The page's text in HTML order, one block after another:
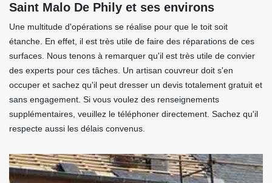
Saint Malo De Phily et ses environs
Une multitude d'opérations se réalise pour que le toit soit
étanche. En effet, il est très utile de faire des réparations de ces
surfaces. Nous tenons à remarquer qu'il est très utile de convier
des experts pour ces tâches. Un artisan couvreur doit s'en
occuper et sachez qu'il peut dresser un devis totalement gratuit et
sans engagement. Si vous voulez des renseignements
supplémentaires, veuillez le téléphoner directement. Sachez qu'il
respecte aussi les délais convenus.